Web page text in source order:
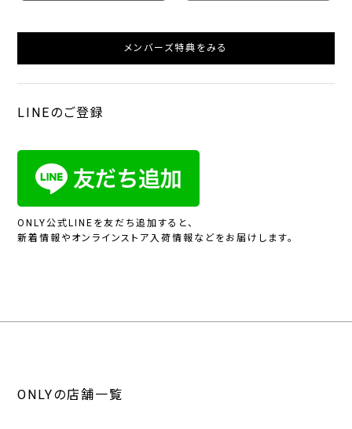
メンバーズ特典をみる
LINEのご登録
ONLY公式LINEを友だち追加すると、
新着情報やオンラインストア入荷情報などをお届けします。
ONLYの店舗一覧